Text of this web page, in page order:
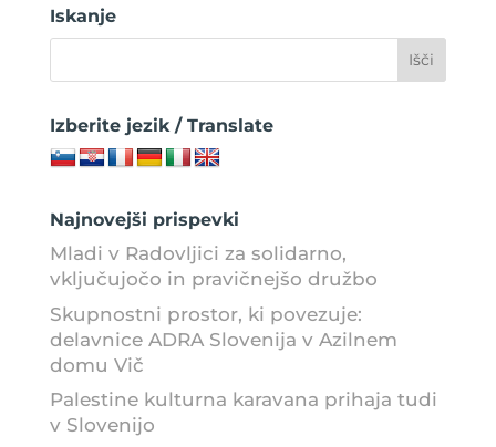
Iskanje
Izberite jezik / Translate
Najnovejši prispevki
Mladi v Radovljici za solidarno,
vključujočo in pravičnejšo družbo
Skupnostni prostor, ki povezuje:
delavnice ADRA Slovenija v Azilnem
domu Vič
Palestine kulturna karavana prihaja tudi
v Slovenijo